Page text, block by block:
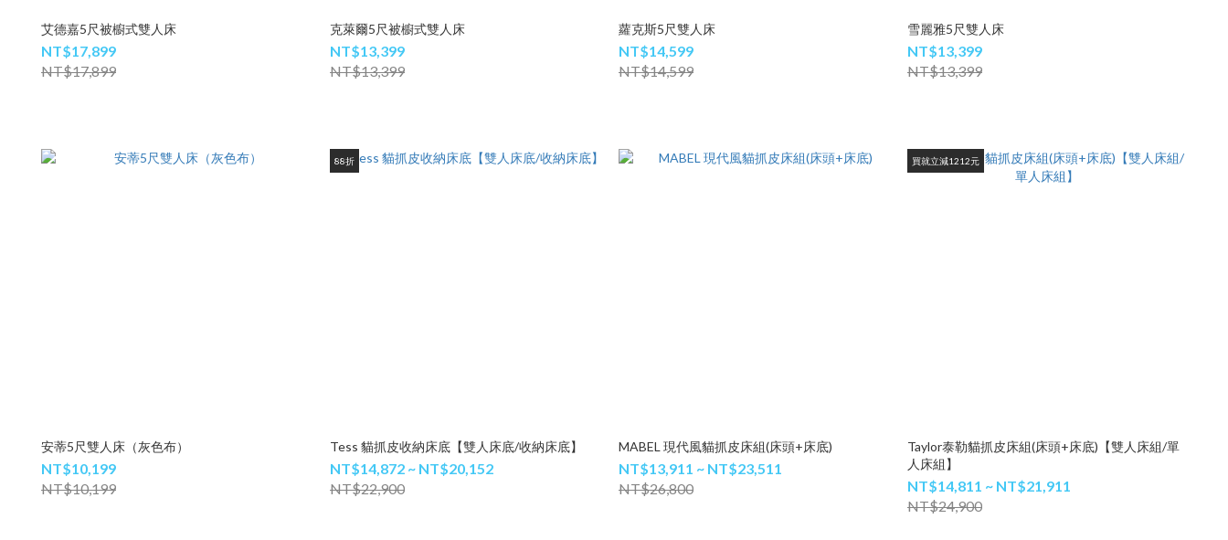
艾德嘉5尺被櫥式雙人床
NT$17,899
NT$17,899
克萊爾5尺被櫥式雙人床
NT$13,399
NT$13,399
蘿克斯5尺雙人床
NT$14,599
NT$14,599
雪麗雅5尺雙人床
NT$13,399
NT$13,399
安蒂5尺雙人床（灰色布）
NT$10,199
NT$10,199
88折
Tess 貓抓皮收納床底【雙人床底/收納床底】
NT$14,872 ~ NT$20,152
NT$22,900
MABEL 現代風貓抓皮床組(床頭+床底)
NT$13,911 ~ NT$23,511
NT$26,800
買就立減1212元
Taylor泰勒貓抓皮床組(床頭+床底)【雙人床組/單
人床組】
NT$14,811 ~ NT$21,911
NT$24,900